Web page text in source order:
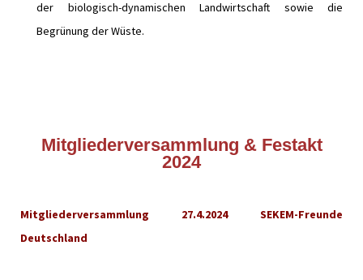
der biologisch-dynamischen Landwirtschaft sowie die
Begrünung der Wüste.
Mitgliederversammlung & Festakt
2024
Mitgliederversammlung 27.4.2024 SEKEM-Freunde
Deutschland